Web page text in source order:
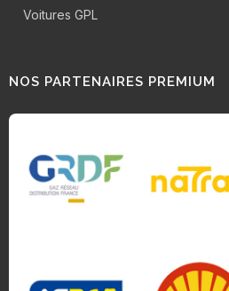
Voitures GPL
NOS PARTENAIRES PREMIUM